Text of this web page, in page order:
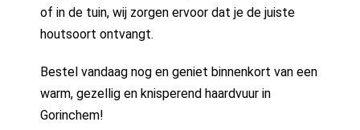
of in de tuin, wij zorgen ervoor dat je de juiste
houtsoort ontvangt.
Bestel vandaag nog en geniet binnenkort van een
warm, gezellig en knisperend haardvuur in
Gorinchem!